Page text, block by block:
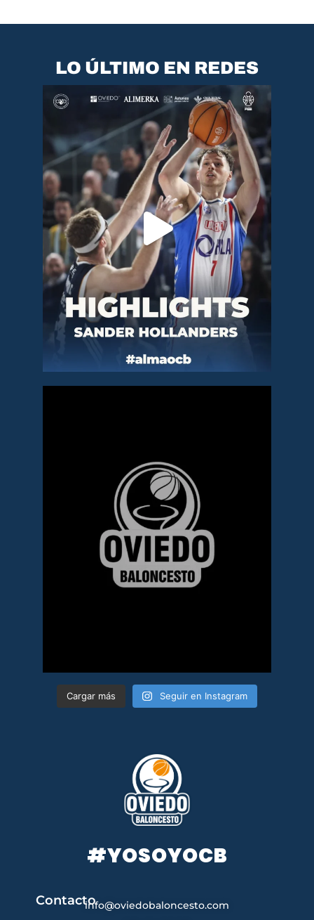
LO ÚLTIMO EN REDES
Cargar más Seguir en Instagram
#YOSOYOCB
Contactoinfo@oviedobaloncesto.com